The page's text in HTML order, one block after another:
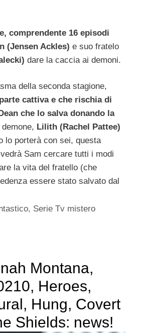
comprendente 16 episodi
(Jensen Ackles) e suo fratelo
dare la caccia ai demoni.
della seconda stagione,
cattiva e che rischia di
Dean che lo salva donando la
Lilith (Rachel Pattee)
lo porterà con sei, questa
Sam cercare tutti i modi
la vita del fratello (che
essere stato salvato dal
, Serie Tv mistero
Montana,
Heroes,
Hung, Covert
Shields: news!